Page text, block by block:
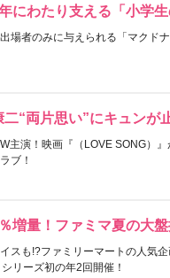
にわたり支える「小学生
場者のみに与えられる「マクド
“両片思い”にキュンが
主演！映画『（LOVE SONG）
ブ！
増量！ファミマ夏の大
スも!?ファミリーマートの人気
リーズ初の年2回開催！